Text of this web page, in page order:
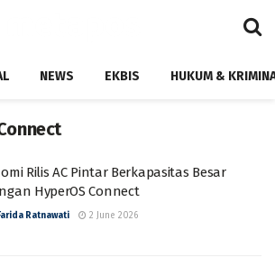
NEWS EKBIS HUKUM &
Rilis AC Pintar Berkapasitas Besar
HyperOS Connect
Ratnawati 2 June 2026